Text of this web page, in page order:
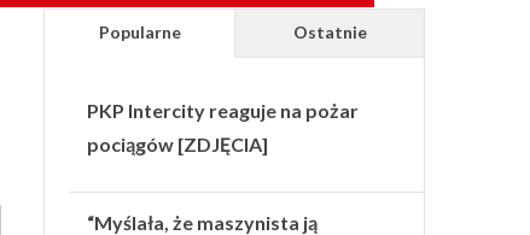
Popularne Ostatnie
PKP Intercity reaguje na pożar
pociągów [ZDJĘCIA]
“Myślała, że maszynista ją